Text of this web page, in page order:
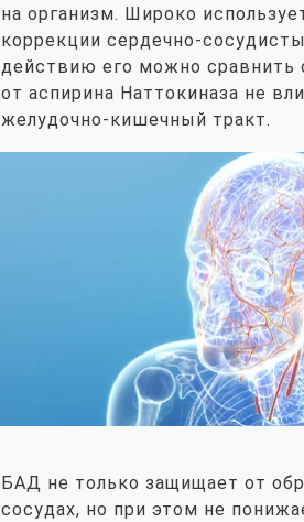
на организм. Широко
коррекции сердечно-
действию его можно сравнить
от аспирина Наттокиназа не
желудочно-кишечный тракт.
БАД не только защищает от
сосудах, но при этом не